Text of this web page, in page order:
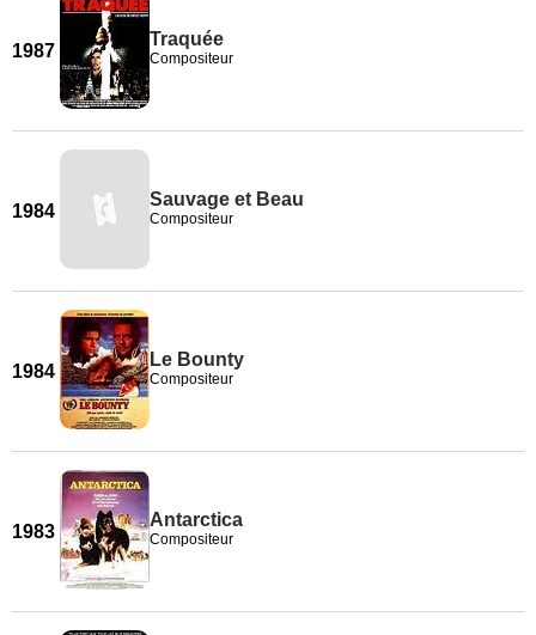
1987
Traquée
Compositeur
1984
Sauvage et Beau
Compositeur
1984
Le Bounty
Compositeur
1983
Antarctica
Compositeur